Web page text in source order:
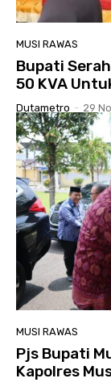
MUSI RAWAS
Bupati
50 KVA
Dutametro - 29
MUSI RAWAS
Pjs Bupati
Kapolres